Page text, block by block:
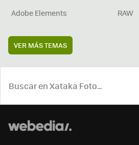
Adobe Elements
RAW
VER MÁS TEMAS